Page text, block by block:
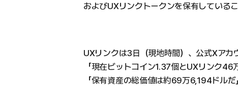
およびUXリンクトークンを保有している
UXリンクは3日（現地時間）、公式Xアカ
「現在ビットコイン1.37個とUXリンク46
「保有資産の総価値は約69万6,194ドルだ